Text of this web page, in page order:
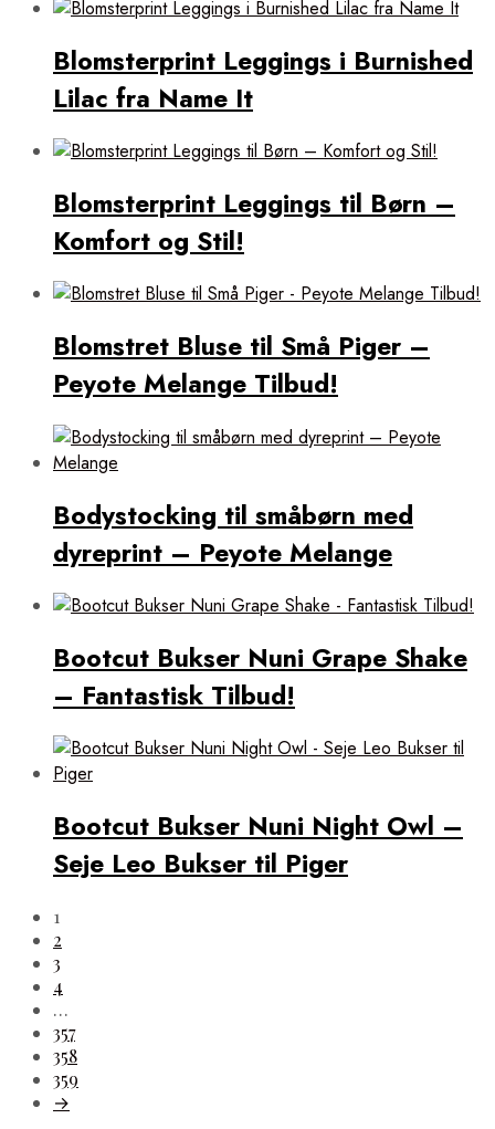
Blomsterprint Leggings i Burnished
Lilac fra Name It
Blomsterprint Leggings til Børn –
Komfort og Stil!
Blomstret Bluse til Små Piger –
Peyote Melange Tilbud!
Bodystocking til småbørn med
dyreprint – Peyote Melange
Bootcut Bukser Nuni Grape Shake
– Fantastisk Tilbud!
Bootcut Bukser Nuni Night Owl –
Seje Leo Bukser til Piger
1
2
3
4
…
357
358
359
→